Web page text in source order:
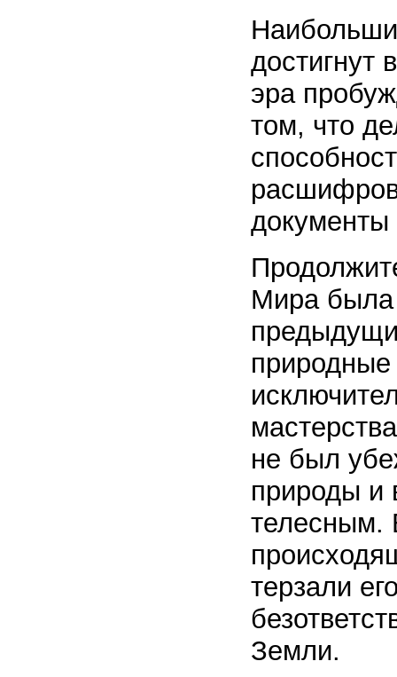
достигнут
эра
том, что
Мира была
не был
природы и
телесным.
терзали
Земли.